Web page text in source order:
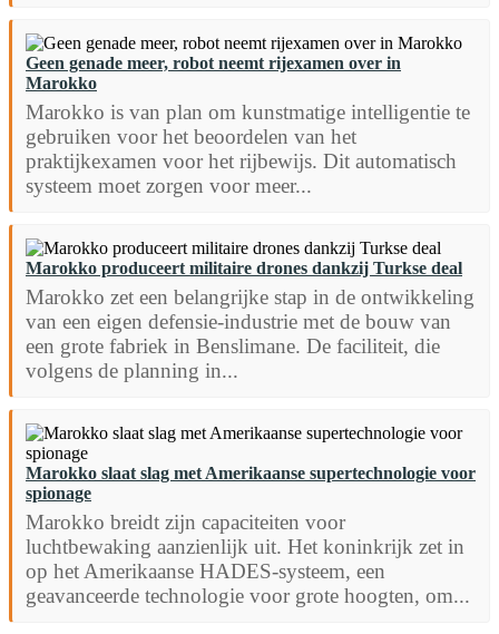
Geen genade meer, robot neemt rijexamen over in
Marokko
Marokko is van plan om kunstmatige intelligentie te
gebruiken voor het beoordelen van het
praktijkexamen voor het rijbewijs. Dit automatisch
systeem moet zorgen voor meer...
Marokko produceert militaire drones dankzij Turkse deal
Marokko zet een belangrijke stap in de ontwikkeling
van een eigen defensie-industrie met de bouw van
een grote fabriek in Benslimane. De faciliteit, die
volgens de planning in...
Marokko slaat slag met Amerikaanse supertechnologie voor
spionage
Marokko breidt zijn capaciteiten voor
luchtbewaking aanzienlijk uit. Het koninkrijk zet in
op het Amerikaanse HADES-systeem, een
geavanceerde technologie voor grote hoogten, om...